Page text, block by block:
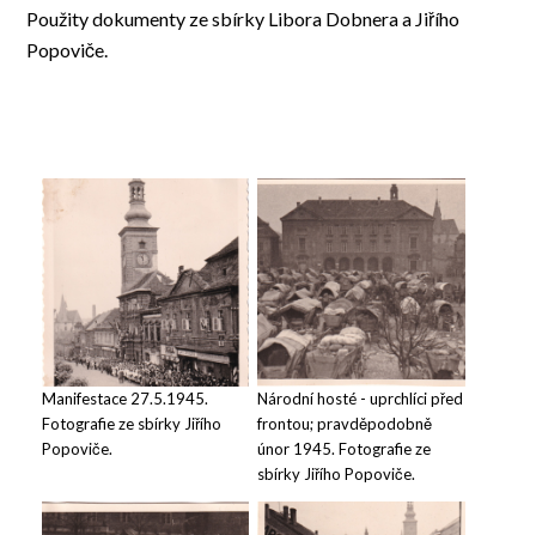
Použity dokumenty ze sbírky Libora Dobnera a Jiřího
Popoviče.
Manifestace 27.5.1945.
Fotografie ze sbírky Jiřího
Popoviče.
Národní hosté - uprchlíci před
frontou; pravděpodobně
únor 1945. Fotografie ze
sbírky Jiřího Popoviče.